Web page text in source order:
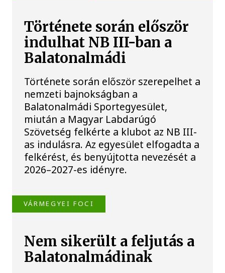
Története során először
indulhat NB III-ban a
Balatonalmádi
Története során először szerepelhet a
nemzeti bajnokságban a
Balatonalmádi Sportegyesület,
miután a Magyar Labdarúgó
Szövetség felkérte a klubot az NB III-
as indulásra. Az egyesület elfogadta a
felkérést, és benyújtotta nevezését a
2026–2027-es idényre.
VÁRMEGYEI FOCI
Nem sikerült a feljutás a
Balatonalmádinak